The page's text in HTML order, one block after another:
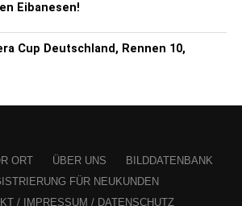
Eibanesen!
Cup Deutschland, Rennen 10,
ORT ÜBER UNS
BILDDATENBANK
FÜR NEUKUNDEN
/ IMPRESSUM / DATENSCHUTZ